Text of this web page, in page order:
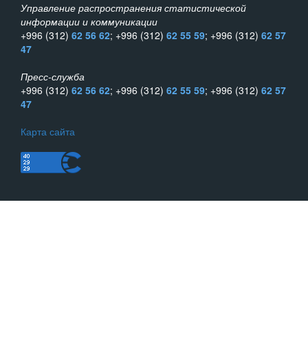
Управление распространения статистической
информации и коммуникации
+996 (312) 62 56 62; +996 (312) 62 55 59; +996 (312) 62 57
47
Пресс-служба
+996 (312) 62 56 62; +996 (312) 62 55 59; +996 (312) 62 57
47
Карта сайта